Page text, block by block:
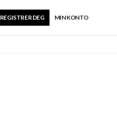
MIN KONTO
REGISTRER DEG